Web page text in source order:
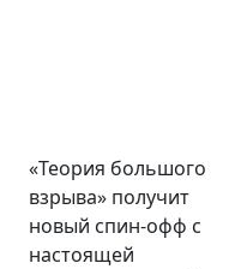
«Теория большого
взрыва» получит
новый спин-офф с
настоящей